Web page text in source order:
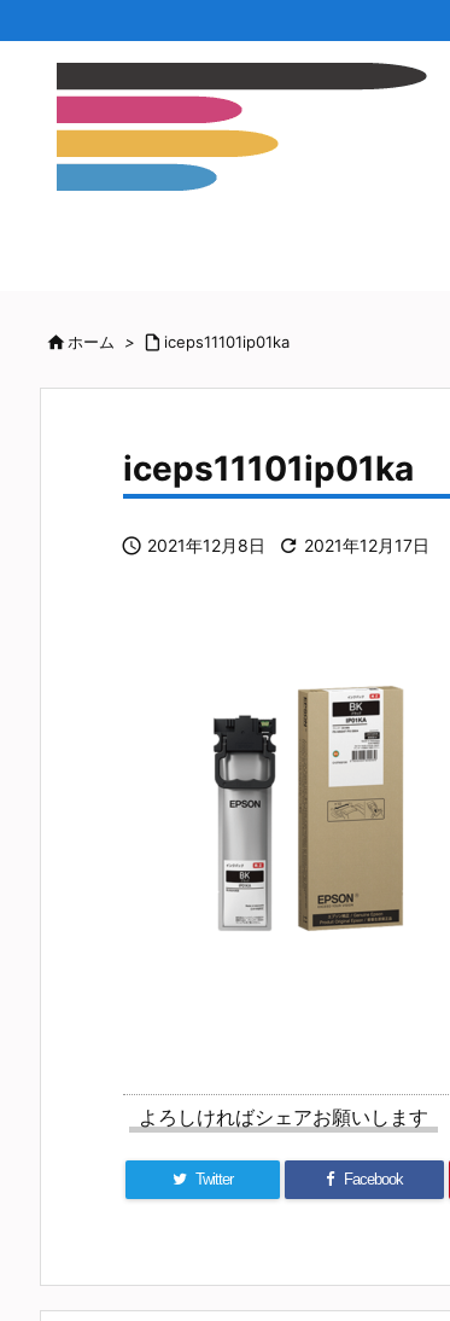
ホーム >  iceps11101ip01ka
iceps11101ip01ka
 2021年12月8日  2021年12月17日
よろしければシェアお願いします
Twitter Facebook